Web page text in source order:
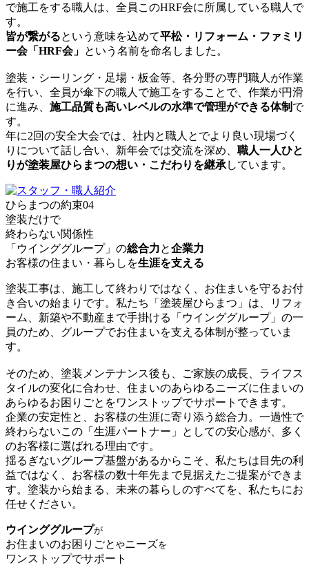
で施工をする職人は、全員このHRF会に所属している職人で
す。
皆が繋がるという意味を込めて平松・リフォーム・ファミリ
ー会「HRF会」 という名前を命名しました。
塗装・シーリング・足場・板金等、各分野の専門職人が作業
を行い、全員が傘下の職人で施工をすることで、作業が円滑
に進み、 施工品質も高いレベルの水準で管理ができる体制 で
す。
年に2回の安全大会では、社内と職人とでより良い現場づく
りについて話し合い、新年会では交流を深め、 職人一人ひと
りが塗装屋ひらまつの想い・こだわりを継承しています。
ひらまつの約束04
塗装だけで
終わらない関係性
「ウインググループ」の総合力と企業力
お客様の住まい・暮らしを生涯を支える
塗装工事は、施工して終わりではなく、お住まいを守るお付
き合いの始まりです。私たち「塗装屋ひらまつ」は、リフォ
ーム、新築や不動産まで手掛ける「ウインググループ」の一
員のため、グループでお住まいを支える体制が整っていま
す。
そのため、塗装メンテナンス後も、ご家族の成長、ライフス
タイルの変化に合わせ、住まいのあらゆるニーズに住まいの
あらゆるお困りごとをワンストップでサポートできます。
企業の安定性と、お客様の生涯に寄り添う総合力。一過性で
終わらないこの「生涯パートナー」としての安心感が、多く
のお客様に選ばれる理由です。
揺るぎないグループ基盤があるからこそ、私たちは目先の利
益ではなく、お客様の数十年先まで見据えたご提案ができま
す。塗装から始まる、未来の暮らしのすべてを、私たちにお
任せください。
ウインググループが
お住まいのお困りごと やニーズを
ワンストップでサポート